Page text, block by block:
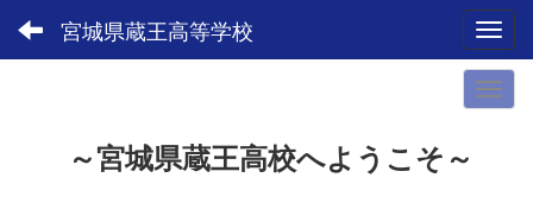
宮城県蔵王高等学校
～宮城県蔵王高校へようこそ～